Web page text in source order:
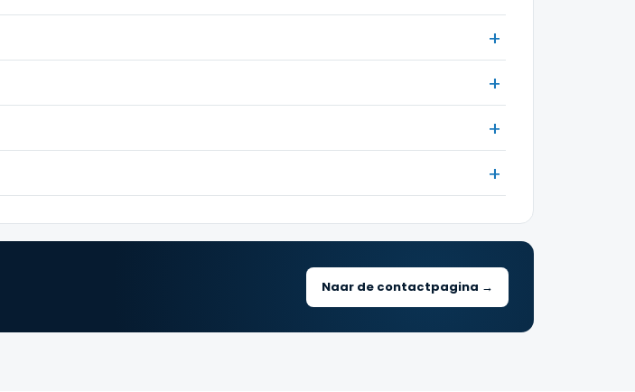
Naar de contactpagina →